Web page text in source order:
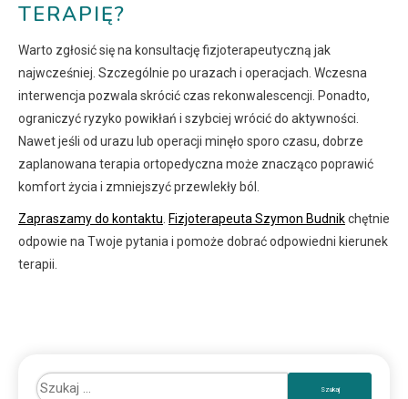
TERAPIĘ?
Warto zgłosić się na konsultację fizjoterapeutyczną jak
najwcześniej. Szczególnie po urazach i operacjach. Wczesna
interwencja pozwala skrócić czas rekonwalescencji. Ponadto,
ograniczyć ryzyko powikłań i szybciej wrócić do aktywności.
Nawet jeśli od urazu lub operacji minęło sporo czasu, dobrze
zaplanowana terapia ortopedyczna może znacząco poprawić
komfort życia i zmniejszyć przewlekły ból.
Zapraszamy do kontaktu. Fizjoterapeuta Szymon Budnikchętnie
odpowie na Twoje pytania i pomoże dobrać odpowiedni kierunek
terapii.